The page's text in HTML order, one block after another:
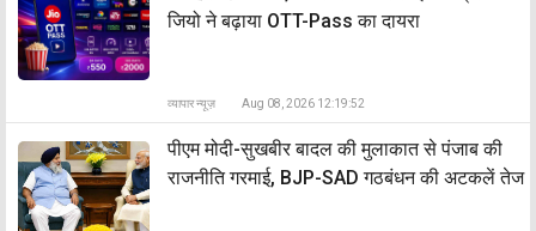
जियो ने बढ़ाया OTT-Pass का दायरा
व्यापार न्यूज़ Aug 08, 2026 12:19:52
पीएम मोदी-सुखबीर बादल की मुलाकात से पंजाब की
राजनीति गरमाई, BJP-SAD गठबंधन की अटकलें तेज